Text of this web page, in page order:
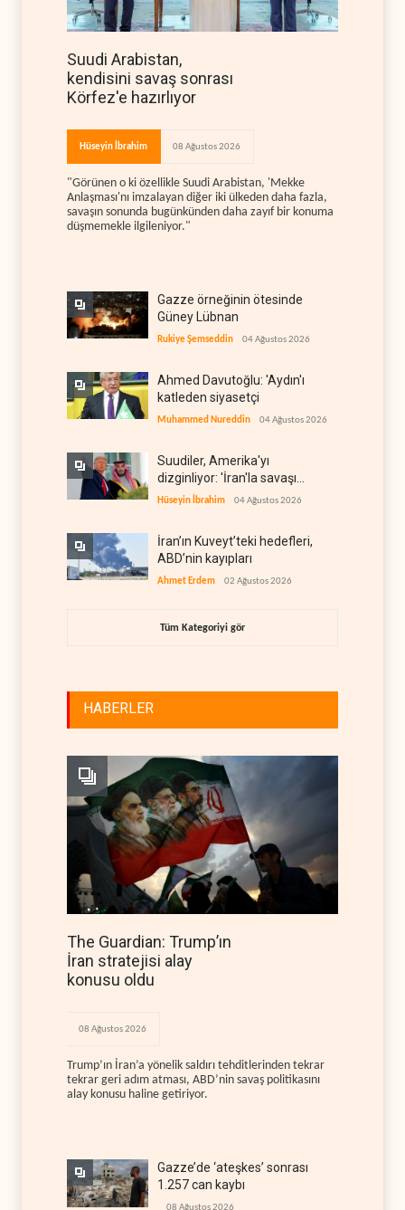
Suudi Arabistan,
kendisini savaş sonrası
Körfez'e hazırlıyor
Hüseyin İbrahim 08 Ağustos 2026
"Görünen o ki özellikle Suudi Arabistan, 'Mekke
Anlaşması'nı imzalayan diğer iki ülkeden daha fazla,
savaşın sonunda bugünkünden daha zayıf bir konuma
düşmemekle ilgileniyor."
Gazze örneğinin ötesinde
Güney Lübnan
Rukiye Şemseddin 04 Ağustos 2026
Ahmed Davutoğlu: 'Aydın'ı
katleden siyasetçi
Muhammed Nureddin 04 Ağustos 2026
Suudiler, Amerika'yı
dizginliyor: 'İran'la savaşı
kaldıracak gücümüz yok'
Hüseyin İbrahim 04 Ağustos 2026
İran’ın Kuveyt’teki hedefleri,
ABD’nin kayıpları
Ahmet Erdem 02 Ağustos 2026
Tüm Kategoriyi gör
HABERLER
The Guardian: Trump’ın
İran stratejisi alay
konusu oldu
08 Ağustos 2026
Trump’ın İran’a yönelik saldırı tehditlerinden tekrar
tekrar geri adım atması, ABD’nin savaş politikasını
alay konusu haline getiriyor.
Gazze’de ‘ateşkes’ sonrası
1.257 can kaybı
08 Ağustos 2026